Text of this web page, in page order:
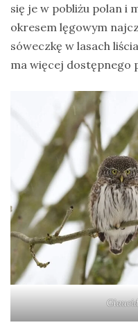
się je w pobliżu polan i
okresem lęgowym
sóweczkę w lasach
ma więcej dostępnego